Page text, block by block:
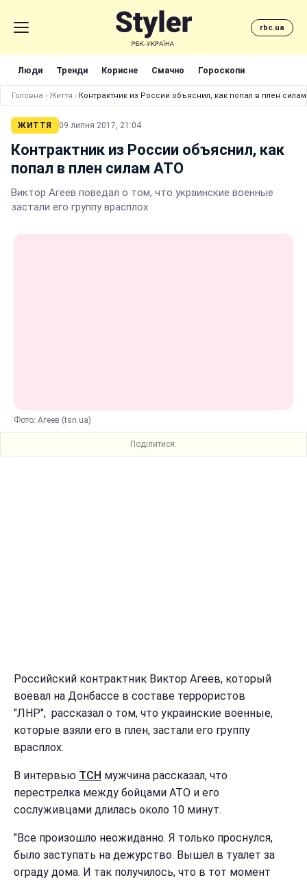
rbc.ua
Люди Тренди Корисне Смачно Гороскопи
Головна › Життя › Контрактник из России объяснил, как попал в плен
ЖИТТЯ 09 липня 2017, 21:04
Контрактник из России объяснил, как
попал в плен силам АТО
Виктор Агеев поведал о том, что украинские военные
застали его группу врасплох
Фото: Агеев (tsn.ua)
Поділитися:
Российский контрактник Виктор Агеев, который
воевал на Донбассе в составе террористов
"ЛНР", рассказал о том, что украинские военные,
которые взяли его в плен, застали его группу
врасплох.
В интервью ТСН мужчина рассказал, что
перестрелка между бойцами АТО и его
сослуживцами длилась около 10 минут.
"Все произошло неожиданно. Я только проснулся,
было заступать на дежурство. Вышел в туалет за
ограду дома. И так получилось, что в тот момент